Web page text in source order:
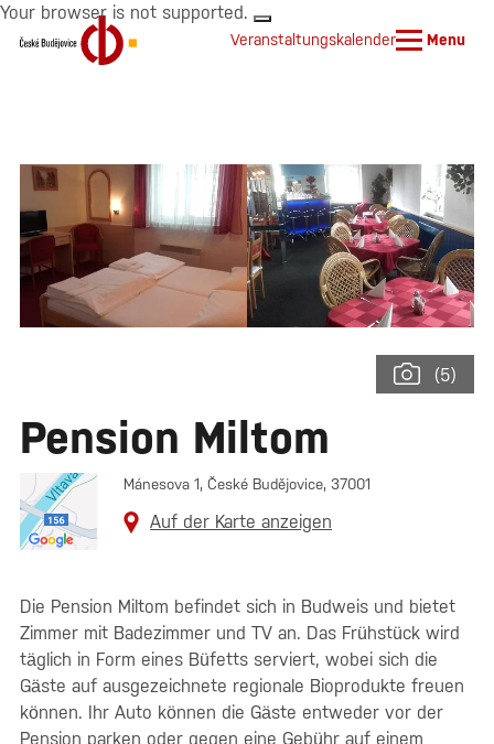
Your browser is not supported.
Veranstaltungskalender Menu
(5)
Pension Miltom
Mánesova 1, České Budějovice, 37001
Auf der Karte anzeigen
Die Pension Miltom befindet sich in Budweis und bietet
Zimmer mit Badezimmer und TV an. Das Frühstück wird
täglich in Form eines Büfetts serviert, wobei sich die
Gäste auf ausgezeichnete regionale Bioprodukte freuen
können. Ihr Auto können die Gäste entweder vor der
Pension parken oder gegen eine Gebühr auf einem